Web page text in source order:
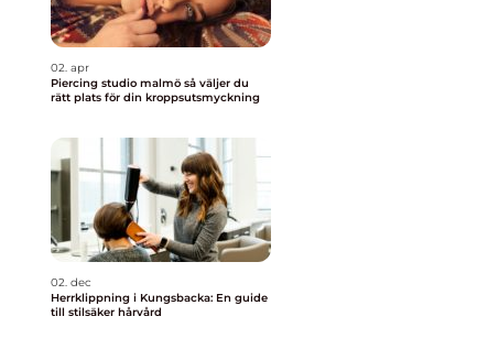
02. apr
Piercing studio malmö så väljer du
rätt plats för din kroppsutsmyckning
02. dec
Herrklippning i Kungsbacka: En guide
till stilsäker hårvård